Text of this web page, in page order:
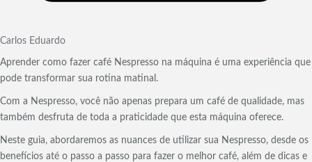
Carlos Eduardo
Aprender como fazer café Nespresso na máquina é uma experiência que
pode transformar sua rotina matinal.
Com a Nespresso, você não apenas prepara um café de qualidade, mas
também desfruta de toda a praticidade que esta máquina oferece.
Neste guia, abordaremos as nuances de utilizar sua Nespresso, desde os
benefícios até o passo a passo para fazer o melhor café, além de dicas e